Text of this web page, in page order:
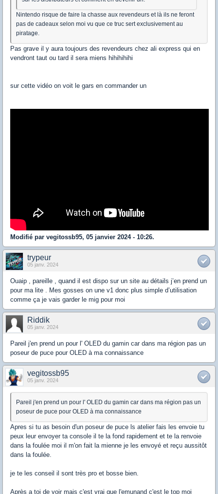
Nintendo risque de faire la chasse aux revendeurs et là ils ne feront
pas de cadeaux selon moi vu que ce truc sert exclusivement au
piratage.
Pas grave il y aura toujours des revendeurs chez ali express qui en
vendront taut ou tard il sera miens hihihihihi
sur cette vidéo on voit le gars en commander un
Modifié par vegitossb95, 05 janvier 2024 - 10:26.
trypeur
05 janv. 2024
Ouaip , pareille , quand il est dispo sur un site au détails j’en prend un
pour ma lite . Mes gosses on une v1 donc plus simple d’utilisation
comme ça je vais garder le mig pour moi
Riddik
05 janv. 2024
Pareil j'en prend un pour l' OLED du gamin car dans ma région pas un
poseur de puce pour OLED à ma connaissance
vegitossb95
05 janv. 2024
Pareil j'en prend un pour l' OLED du gamin car dans ma région pas un
poseur de puce pour OLED à ma connaissance
Apres si tu as besoin d'un poseur de puce ls atelier fais les envoie tu
peux leur envoyer ta console il te la fond rapidement et te la renvoie
dans la foulée moi il m'on fait la mienne je les envoyé et reçu aussitôt
dans la foulée.
je te les conseil il sont très pro et bosse bien.
Après a toi de voir mais c'est vrai que l'emunand c'est le top moi